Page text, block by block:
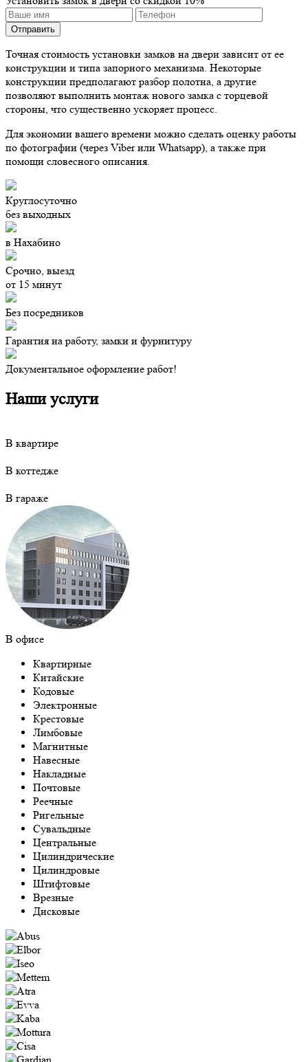
Точная стоимость установки замков на двери зависит от ее
конструкции и типа запорного механизма. Некоторые
конструкции предполагают разбор полотна, а другие
позволяют выполнить монтаж нового замка с торцевой
стороны, что существенно ускоряет процесс.
Для экономии вашего времени можно сделать оценку работы
по фотографии (через Viber или Whatsapp), а также при
помощи словесного описания.
Круглосуточно
без выходных
в Нахабино
Срочно, выезд
от 15 минут
Без посредников
Гарантия на работу, замки и фурнитуру
Документальное оформление работ!
Наши услуги
В квартире
В коттедже
В гараже
В офисе
Квартирные
Китайские
Кодовые
Электронные
Крестовые
Лимбовые
Магнитные
Навесные
Накладные
Почтовые
Реечные
Ригельные
Сувальдные
Центральные
Цилиндрические
Цилиндровые
Штифтовые
Врезные
Дисковые